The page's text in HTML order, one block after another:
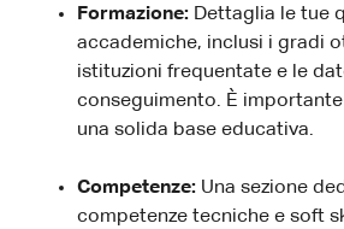
Formazione: Dettaglia le tue
accademiche, inclusi i gradi
istituzioni frequentate e le
conseguimento. È
una solida base educativa.
Competenze: Una sezione
competenze tecniche e soft